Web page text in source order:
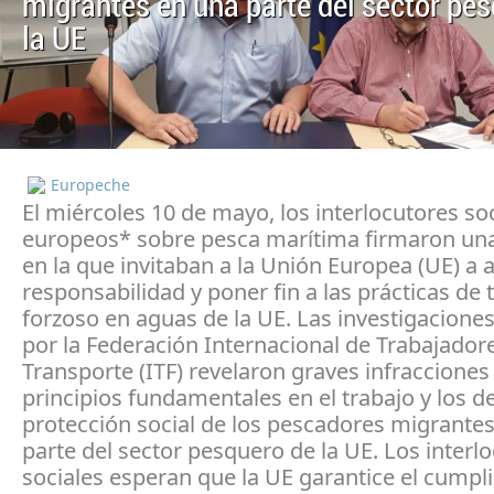
migrantes en una parte del sector
la UE
Europeche
El miércoles 10 de mayo, los interlocutores
europeos* sobre pesca marítima firmaron
en la que invitaban a la Unión Europea (UE) a
responsabilidad y poner fin a las prácticas de
forzoso en aguas de la UE. Las
por la Federación Internacional de
Transporte (ITF) revelaron graves
principios fundamentales en el trabajo y los
protección social de los pescadores
parte del sector pesquero de la UE. Los
sociales esperan que la UE garantice el